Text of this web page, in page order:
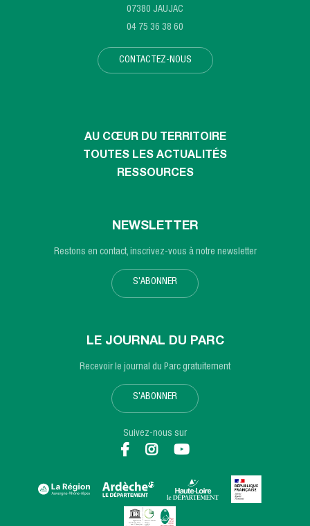
07380 JAUJAC
04 75 36 38 60
CONTACTEZ-NOUS
AU CŒUR DU TERRITOIRE
TOUTES LES ACTUALITÉS
RESSOURCES
NEWSLETTER
Restons en contact, inscrivez-vous à notre newsletter
S'ABONNER
LE JOURNAL DU PARC
Recevoir le journal du Parc gratuitement
S'ABONNER
Suivez-nous sur